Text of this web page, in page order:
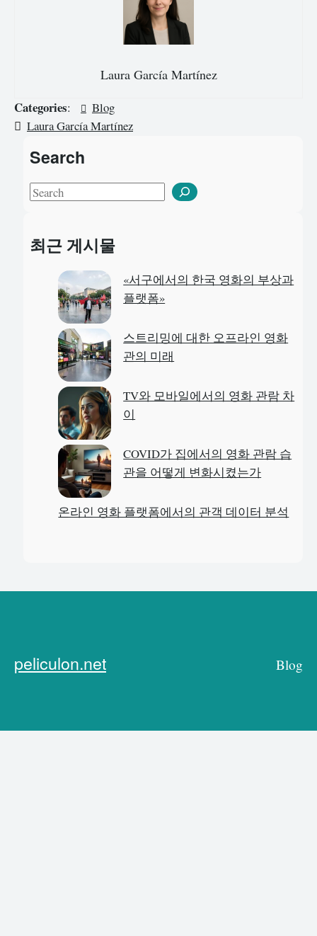
Laura García Martínez
Categories:
Blog
Laura García Martínez
Search
S
r
최근 게시물
«서구에서의 한국 영화의 부상과
플랫폼»
스트리밍에 대한 오프라인 영화
관의 미래
TV와 모바일에서의 영화 관람 차
이
COVID가 집에서의 영화 관람 습
관을 어떻게 변화시켰는가
온라인 영화 플랫폼에서의 관객 데이터 분석
peliculon.net Blog